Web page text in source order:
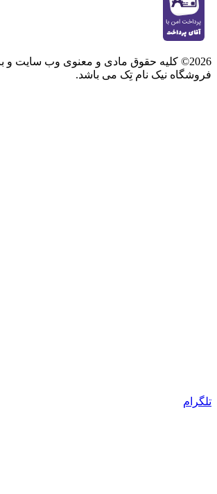
2026© کلیه حقوق مادی و معنوی وب سایت و
فروشگاه نیک نام تِک می باشد.
تلگرام